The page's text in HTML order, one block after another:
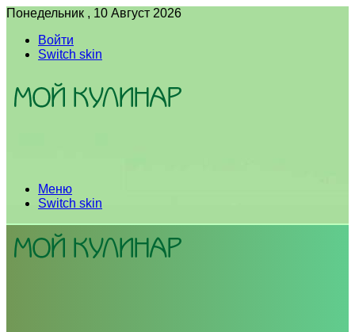
Понедельник , 10 Август 2026
Войти
Switch skin
Меню
Switch skin